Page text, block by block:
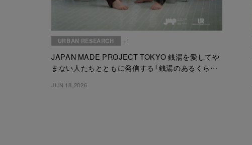
URBAN RESEARCH +1
JAPAN MADE PROJECT TOKYO 銭湯を愛してや
まない人たちとともに発信する「銭湯のあるくらし」
JUN 18,2026